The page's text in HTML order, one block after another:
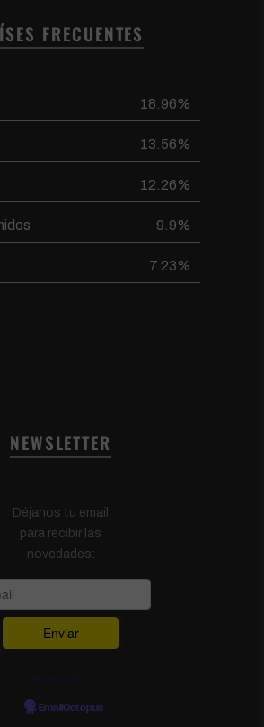
FRECUENTES
18.96%
13.56%
12.26%
9.9%
7.23%
NEWSLETTER
Déjanos tu email
para recibir las
novedades:
EmailOctopus